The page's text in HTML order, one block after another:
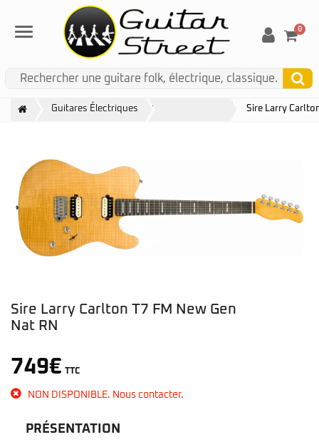
Menu 0
Guitares Électriques Sire X Larry Carlton Sire Larry
Sire Larry Carlton T7 FM New Gen
Nat RN
749€ TTC
NON DISPONIBLE. Nous contacter.
PRÉSENTATION